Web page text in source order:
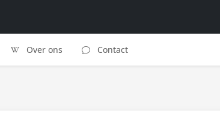
Over ons Contact